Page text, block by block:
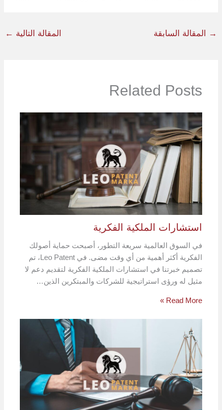
→ المقالة السابقة المقالة التالية ←
Related Posts
استشارات الملكية الفكرية
في السوق العالمية سريعة التطور، أصبحت حماية أصولك
الفكرية أكثر أهمية من أي وقت مضى. في Leo Patent، تم
تصميم خبرتنا في استشارات الملكية الفكرية لتقديم دعم لا
مثيل له ورؤى استراتيجية للشركات والمبتكرين الذين…
Read More »